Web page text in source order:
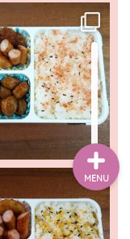
MENU
お出かけ
暮らし